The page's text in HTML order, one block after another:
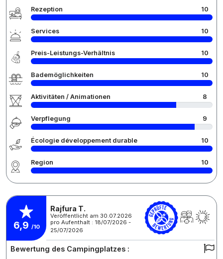
Rezeption 10
Services 10
Preis-Leistungs-Verhältnis 10
Bademöglichkeiten 10
Aktivitäten / Animationen 8
Verpflegung 9
Écologie développement durable 10
Region 10
6,9 /10
Rajfura T.
Veröffentlicht am 30.07.2026
pro Aufenthalt : 18/07/2026 -
25/07/2026
Bewertung des Campingplatzes :